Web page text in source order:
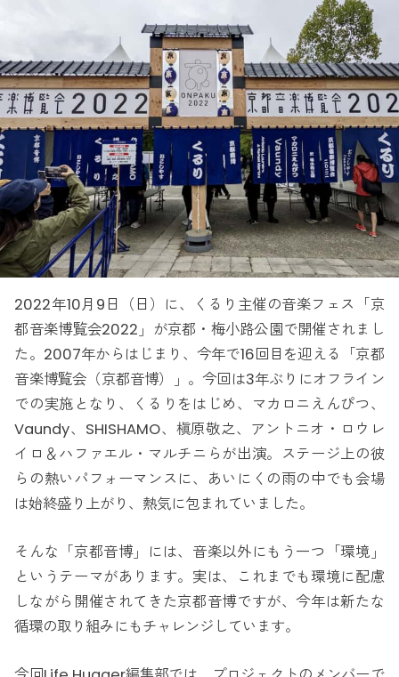
2022年10月9日（日）に、くるり主催の音楽フェス「京
都音楽博覧会2022」が京都・梅小路公園で開催されまし
た。2007年からはじまり、今年で16回目を迎える「京都
音楽博覧会（京都音博）」。今回は3年ぶりにオフライン
での実施となり、くるりをはじめ、マカロニえんぴつ、
Vaundy、SHISHAMO、槇原敬之、アントニオ・ロウレ
イロ＆ハファエル・マルチニらが出演。ステージ上の彼
らの熱いパフォーマンスに、あいにくの雨の中でも会場
は始終盛り上がり、熱気に包まれていました。
そんな「京都音博」には、音楽以外にもう一つ「環境」
というテーマがあります。実は、これまでも環境に配慮
しながら開催されてきた京都音博ですが、今年は新たな
循環の取り組みにもチャレンジしています。